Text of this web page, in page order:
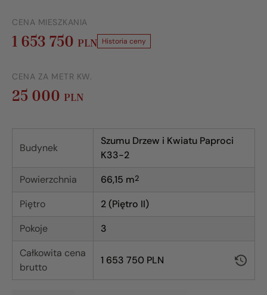
CENA MIESZKANIA
1 653 750 PLN Historia ceny
CENA ZA METR KW.
25 000 PLN
Budynek
Szumu Drzew i Kwiatu Paproci
K33-2
Powierzchnia
66,15 m2
Piętro
2 (Piętro II)
Pokoje
3
Całkowita cena
brutto
1 653 750 PLN